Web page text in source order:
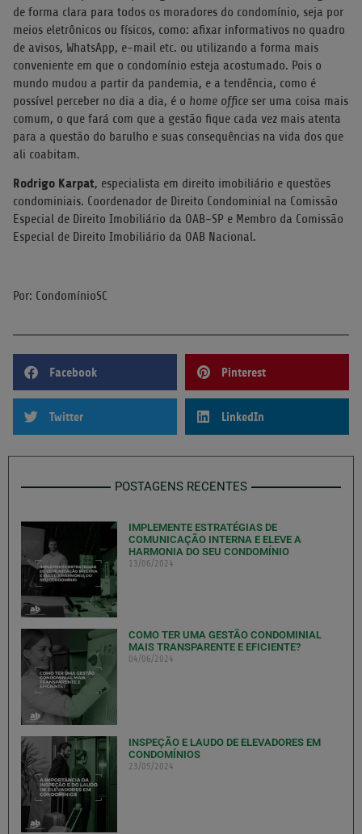
de forma clara para todos os moradores do condomínio, seja por
meios eletrônicos ou físicos, como: afixar informativos no quadro
de avisos, WhatsApp, e-mail etc. ou utilizando a forma mais
conveniente em que o condomínio esteja acostumado. Pois o
mundo mudou a partir da pandemia, e a tendência, como é
possível perceber no dia a dia, é o home office ser uma coisa mais
comum, o que fará com que a gestão fique cada vez mais atenta
para a questão do barulho e suas consequências na vida dos que
ali coabitam.
Rodrigo Karpat, especialista em direito imobiliário e questões
condominiais. Coordenador de Direito Condominial na Comissão
Especial de Direito Imobiliário da OAB-SP e Membro da Comissão
Especial de Direito Imobiliário da OAB Nacional.
Por: CondomínioSC
Facebook Pinterest
Twitter LinkedIn
POSTAGENS RECENTES
IMPLEMENTE ESTRATÉGIAS DE
COMUNICAÇÃO INTERNA E ELEVE A
HARMONIA DO SEU CONDOMÍNIO
13/06/2024
COMO TER UMA GESTÃO CONDOMINIAL
MAIS TRANSPARENTE E EFICIENTE?
04/06/2024
INSPEÇÃO E LAUDO DE ELEVADORES EM
CONDOMÍNIOS
23/05/2024